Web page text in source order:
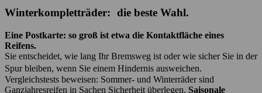
Winterkompletträder: die beste Wahl.
Eine Postkarte: so groß ist etwa die Kontaktfläche eines
Reifens.
Sie entscheidet, wie lang Ihr Bremsweg ist oder wie sicher Sie in der
Spur bleiben, wenn Sie einem Hindernis ausweichen.
Vergleichstests beweisen: Sommer- und Winterräder sind
Ganzjahresreifen in Sachen Sicherheit überlegen. Saisonale